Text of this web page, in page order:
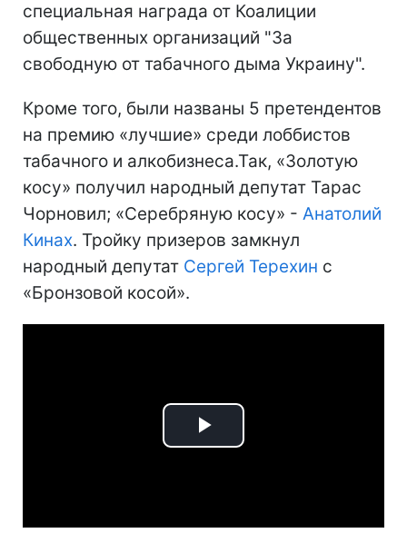
специальная награда от Коалиции
общественных организаций "За
свободную от табачного дыма Украину".
Кроме того, были названы 5 претендентов
на премию «лучшие» среди лоббистов
табачного и алкобизнеса.Так, «Золотую
косу» получил народный депутат Тарас
Чорновил; «Серебряную косу» - Анатолий
Кинах. Тройку призеров замкнул
народный депутат Сергей Терехин с
«Бронзовой косой».
Play